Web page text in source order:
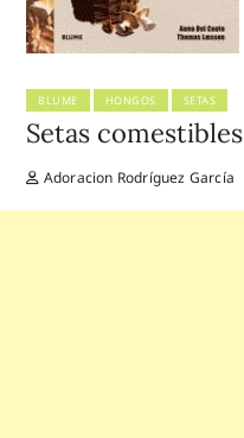
BLUME HONGOS SETAS
Setas comestibles
Adoracion Rodríguez García